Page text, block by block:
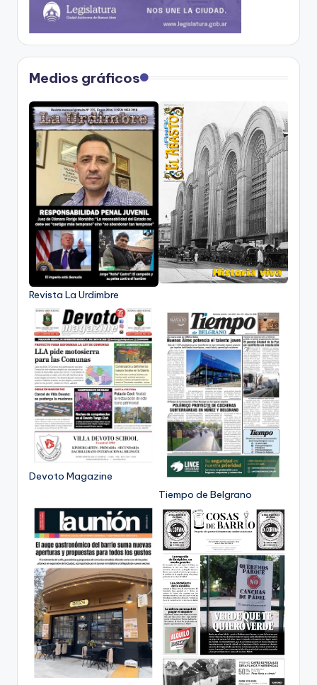
Medios gráficos
Revista La Urdimbre
Devoto Magazine
Tiempo de Belgrano